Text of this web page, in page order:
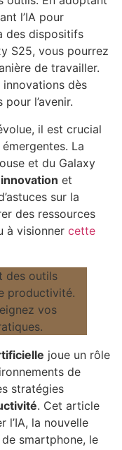
l’IA pour
des dispositifs
S25, vous pourrez
de travailler.
dès
l’avenir.
il est crucial
La
et du Galaxy
et
sur la
des ressources
à visionner cette
joue un rôle
de
stratégies
. Cet article
l’IA, la nouvelle
smartphone, le